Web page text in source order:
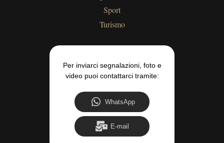
Sport
Turismo
Per inviarci segnalazioni, foto e
video puoi contattarci tramite:
WhatsApp
E-mail